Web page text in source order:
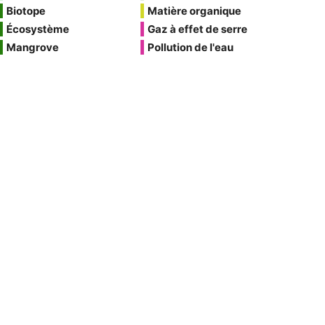
Biotope
Écosystème
Mangrove
Matière organique
Gaz à effet de serre
Pollution de l'eau